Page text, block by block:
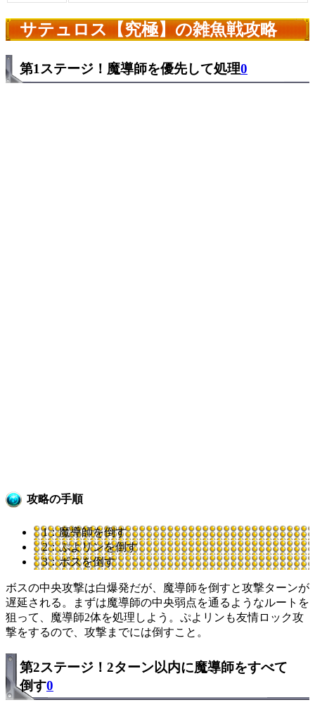
サテュロス【究極】の雑魚戦攻略
第1ステージ！魔導師を優先して処理0
攻略の手順
1：魔導師を倒す
2：ぷよリンを倒す
3：ボスを倒す
ボスの中央攻撃は白爆発だが、魔導師を倒すと攻撃ターンが
遅延される。まずは魔導師の中央弱点を通るようなルートを
狙って、魔導師2体を処理しよう。ぷよリンも友情ロック攻
撃をするので、攻撃までには倒すこと。
第2ステージ！2ターン以内に魔導師をすべて
倒す0